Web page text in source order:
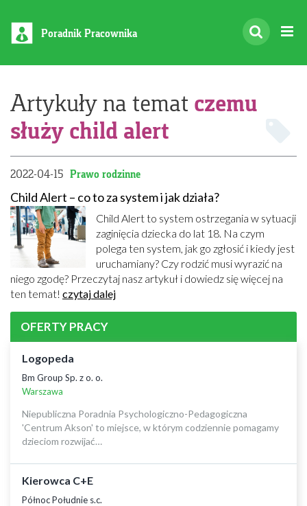
Poradnik Pracownika
Artykuły na temat czemu
służy child alert
2022-04-15 Prawo rodzinne
Child Alert – co to za system i jak działa?
Child Alert to system ostrzegania w sytuacji
zaginięcia dziecka do lat 18. Na czym
polega ten system, jak go zgłosić i kiedy jest
uruchamiany? Czy rodzić musi wyrazić na
niego zgodę? Przeczytaj nasz artykuł i dowiedz się więcej na
ten temat! czytaj dalej
OFERTY PRACY
Logopeda
Bm Group Sp. z o. o.
Warszawa
Niepubliczna Poradnia Psychologiczno-Pedagogiczna
'Centrum Akson' to miejsce, w którym codziennie pomagamy
dzieciom rozwijać…
Kierowca C+E
Północ Południe s.c.